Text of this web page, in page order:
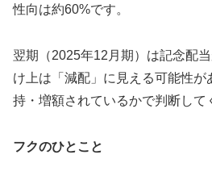
性向は約60%です。
翌期（2025年12月期）は記念配
け上は「減配」に見える可能性が
持・増額されているかで判断して
フクのひとこと